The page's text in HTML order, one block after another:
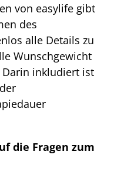
von easylife gibt
des
alle Details zu
Wunschgewicht
inkludiert ist
die Fragen zum